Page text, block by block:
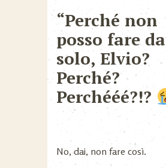
“Perché non
posso fare da
solo, Elvio?
Perché?
Perchééé?!?
No, dai, non fare così.